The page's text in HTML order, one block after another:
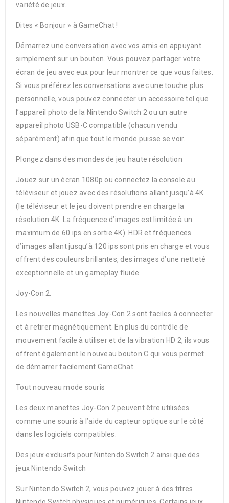
variété de jeux.
Dites « Bonjour » à GameChat !
Démarrez une conversation avec vos amis en appuyant
simplement sur un bouton. Vous pouvez partager votre
écran de jeu avec eux pour leur montrer ce que vous faites.
Si vous préférez les conversations avec une touche plus
personnelle, vous pouvez connecter un accessoire tel que
l’appareil photo de la Nintendo Switch 2 ou un autre
appareil photo USB-C compatible (chacun vendu
séparément) afin que tout le monde puisse se voir.
Plongez dans des mondes de jeu haute résolution
Jouez sur un écran 1080p ou connectez la console au
téléviseur et jouez avec des résolutions allant jusqu’à 4K
(le téléviseur et le jeu doivent prendre en charge la
résolution 4K. La fréquence d’images est limitée à un
maximum de 60 ips en sortie 4K). HDR et fréquences
d’images allant jusqu’à 120 ips sont pris en charge et vous
offrent des couleurs brillantes, des images d’une netteté
exceptionnelle et un gameplay fluide
Joy-Con 2.
Les nouvelles manettes Joy-Con 2 sont faciles à connecter
et à retirer magnétiquement. En plus du contrôle de
mouvement facile à utiliser et de la vibration HD 2, ils vous
offrent également le nouveau bouton C qui vous permet
de démarrer facilement GameChat.
Tout nouveau mode souris
Les deux manettes Joy-Con 2 peuvent être utilisées
comme une souris à l’aide du capteur optique sur le côté
dans les logiciels compatibles.
Des jeux exclusifs pour Nintendo Switch 2 ainsi que des
jeux Nintendo Switch
Sur Nintendo Switch 2, vous pouvez jouer à des titres